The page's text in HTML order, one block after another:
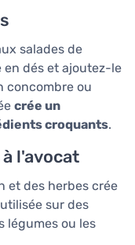
salades de
en dés et ajoutez-le
concombre ou
crée un
croquants.
l'avocat
et des herbes crée
sur des
légumes ou les